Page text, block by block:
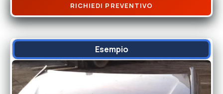
RICHIEDI PREVENTIVO
Esempio